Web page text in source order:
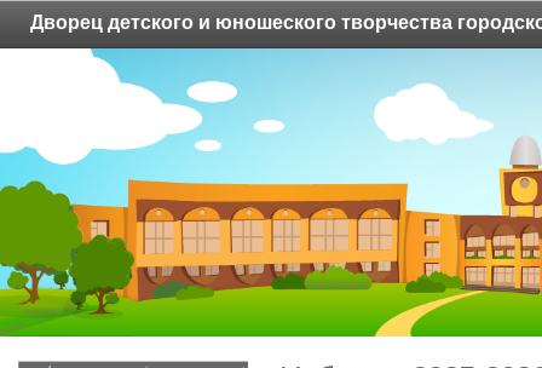
Дворец детского и юношеского творчества